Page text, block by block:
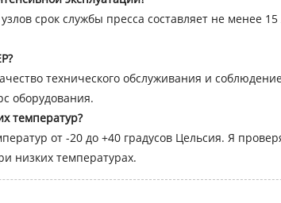
срок службы пресса составляет не менее
технического обслуживания и
оборудования.
температур?
от -20 до +40 градусов Цельсия. Я
низких температурах.